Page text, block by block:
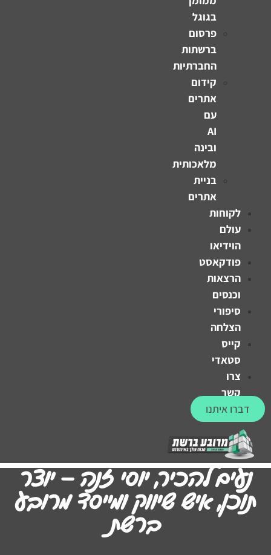
בגוגל
פרסום
ברשתות
החברתיות
קידום
אתרים
עם
AI
ובינה
מלאכותית
בניית
אתרים
לקוחות
עולם
הוידיאו
פודקאסט
הרצאות
וכנסים
סיפורי
הצלחה
קייס
סטאדי
צרו
קשר
דברו איתנו
נעים להכיר, יוסי זנה – יוצר
תוכן, איש שיווק ומייסד מרובע
ברשת